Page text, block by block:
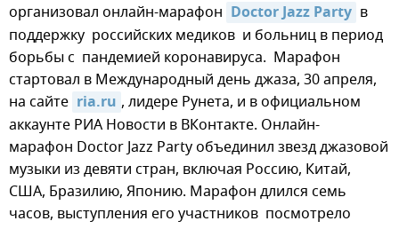
организовал онлайн-марафон Doctor Jazz Party в
поддержку российских медиков и больниц в период
борьбы с пандемией коронавируса. Марафон
стартовал в Международный день джаза, 30 апреля,
на сайте ria.ru , лидере Рунета, и в официальном
аккаунте РИА Новости в ВКонтакте. Онлайн-
марафон Doctor Jazz Party объединил звезд джазовой
музыки из девяти стран, включая Россию, Китай,
США, Бразилию, Японию. Марафон длился семь
часов, выступления его участников посмотрело